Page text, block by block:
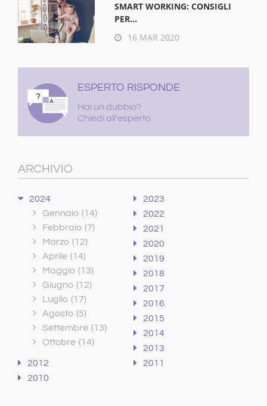
SMART WORKING: CONSIGLI
PER...
16 MAR 2020
ESPERTO RISPONDE
Hai un dubbio?
Chiedi all'esperto
ARCHIVIO
2024
Gennaio (14)
Febbraio (7)
Marzo (12)
Aprile (14)
Maggio (13)
Giugno (12)
Luglio (17)
Agosto (5)
Settembre (13)
Ottobre (14)
2023
2022
2021
2020
2019
2018
2017
2016
2015
2014
2013
2012
2011
2010